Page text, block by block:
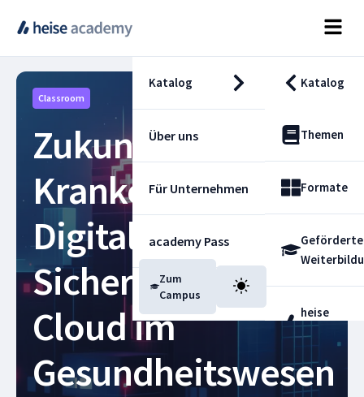
Katalog Katalog
Themen
Formate
Geförderte
heise
Über uns
Für Unternehmen
academy Pass
Blog
Zum
Campus
Classroom
Zukunftsfähige
Krankenhaus-IT:
Digitalisierung,
Sicherheit und
Cloud im
Gesundheitswesen